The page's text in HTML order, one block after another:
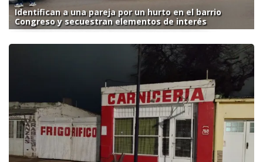
Identifican a una pareja por un hurto en el barrio
Congreso y secuestran elementos de interés